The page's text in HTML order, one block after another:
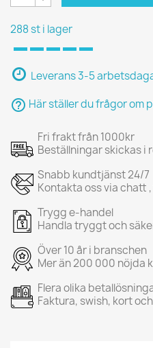
288 st i lager
Leverans 3-5
help_outline Här ställer du frågor om
Fri frakt från 1000kr
Beställningar skickas i
Snabb kundtjänst 24/7
Kontakta oss via chatt
Trygg e-handel
Handla tryggt och
Över 10 år i branschen
Mer än 200 000 nöjda
Flera olika
Faktura, swish, kort